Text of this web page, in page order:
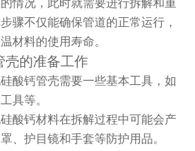
情况，此时就需要进行拆解和重
骤不仅能确保管道的正常运行，
材料的使用寿命。
壳的准备工作
酸钙管壳需要一些基本工具，如
具等。
酸钙材料在拆解过程中可能会产
、护目镜和手套等防护用品。